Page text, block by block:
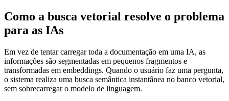
Como a busca vetorial resolve o problema
para as IAs
Em vez de tentar carregar toda a documentação em uma IA, as
informações são segmentadas em pequenos fragmentos e
transformadas em embeddings. Quando o usuário faz uma pergunta,
o sistema realiza uma busca semântica instantânea no banco vetorial,
sem sobrecarregar o modelo de linguagem.